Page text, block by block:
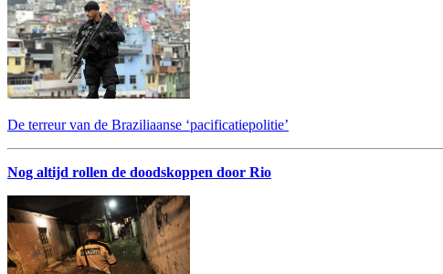
De terreur van de Braziliaanse ‘pacificatiepolitie’
Nog altijd rollen de doodskoppen door Rio